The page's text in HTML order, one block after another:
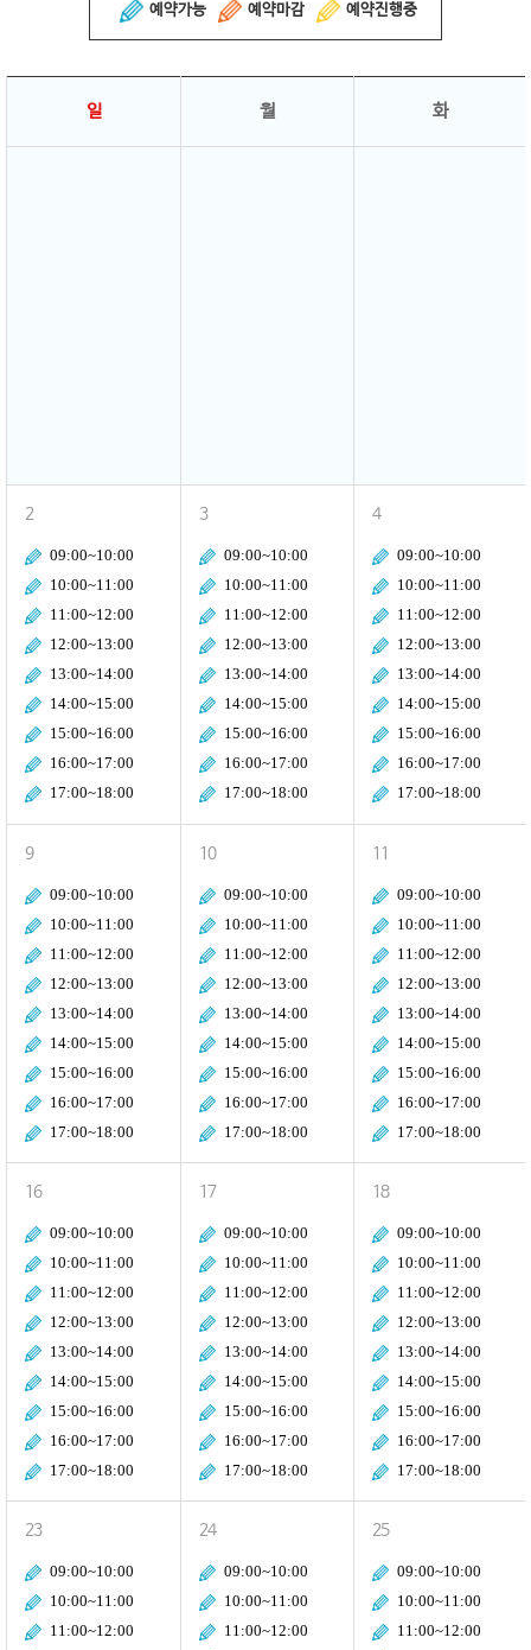
예약가능 예약마감 예약진행중
일 월 화
2
09:00~10:00
10:00~11:00
11:00~12:00
12:00~13:00
13:00~14:00
14:00~15:00
15:00~16:00
16:00~17:00
17:00~18:00
3
09:00~10:00
10:00~11:00
11:00~12:00
12:00~13:00
13:00~14:00
14:00~15:00
15:00~16:00
16:00~17:00
17:00~18:00
4
09:00~10:00
10:00~11:00
11:00~12:00
12:00~13:00
13:00~14:00
14:00~15:00
15:00~16:00
16:00~17:00
17:00~18:00
9
09:00~10:00
10:00~11:00
11:00~12:00
12:00~13:00
13:00~14:00
14:00~15:00
15:00~16:00
16:00~17:00
17:00~18:00
10
09:00~10:00
10:00~11:00
11:00~12:00
12:00~13:00
13:00~14:00
14:00~15:00
15:00~16:00
16:00~17:00
17:00~18:00
11
09:00~10:00
10:00~11:00
11:00~12:00
12:00~13:00
13:00~14:00
14:00~15:00
15:00~16:00
16:00~17:00
17:00~18:00
16
09:00~10:00
10:00~11:00
11:00~12:00
12:00~13:00
13:00~14:00
14:00~15:00
15:00~16:00
16:00~17:00
17:00~18:00
17
09:00~10:00
10:00~11:00
11:00~12:00
12:00~13:00
13:00~14:00
14:00~15:00
15:00~16:00
16:00~17:00
17:00~18:00
18
09:00~10:00
10:00~11:00
11:00~12:00
12:00~13:00
13:00~14:00
14:00~15:00
15:00~16:00
16:00~17:00
17:00~18:00
23
09:00~10:00
10:00~11:00
11:00~12:00
24
09:00~10:00
10:00~11:00
11:00~12:00
25
09:00~10:00
10:00~11:00
11:00~12:00